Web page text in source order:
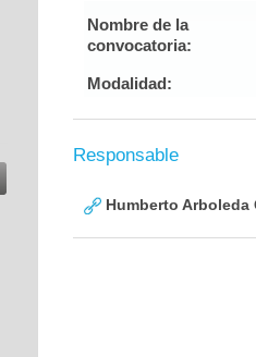
Nombre de la
convocatoria:
Modalidad:
Responsable
Humberto Arboleda